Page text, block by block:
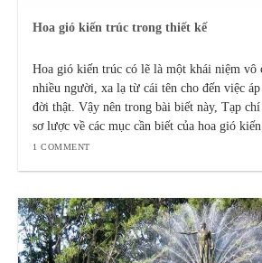
Hoa gió kiến trúc trong thiết kế
Hoa gió kiến trúc có lẽ là một khái niệm vô
nhiều người, xa lạ từ cái tên cho đến việc
đời thật. Vậy nên trong bài biết này, Tạp
sơ lược về các mục cần biết của hoa gió
1 COMMENT